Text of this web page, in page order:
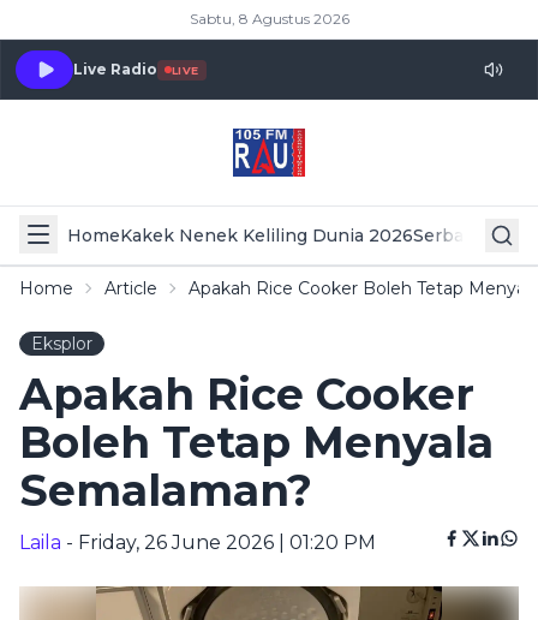
Sabtu, 8 Agustus 2026
Live Radio LIVE
HomeKakek Nenek Keliling Dunia 2026Serba Serbi
Home Article Apakah Rice Cooker Boleh Tetap
Eksplor
Apakah Rice Cooker
Boleh Tetap Menyala
Semalaman?
Laila - Friday, 26 June 2026 | 01:20 PM